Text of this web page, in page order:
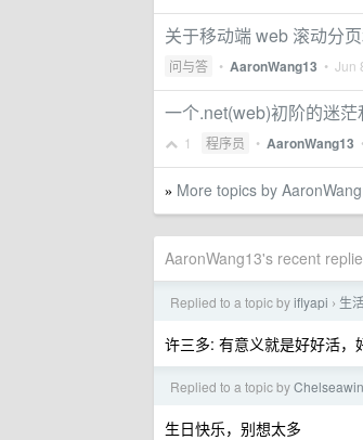
关于移动端 web 滚动分
问与答 • AaronWang13 • Jun
一个.net(web)初阶的迷
1 程序员 • AaronWang13
» More topics by
AaronWang13's recent
Replied to a topic byiflyapi › 生
许三多: 有意义就是好好活，
Replied to a topic byChelseawin
生日快乐，别想太多